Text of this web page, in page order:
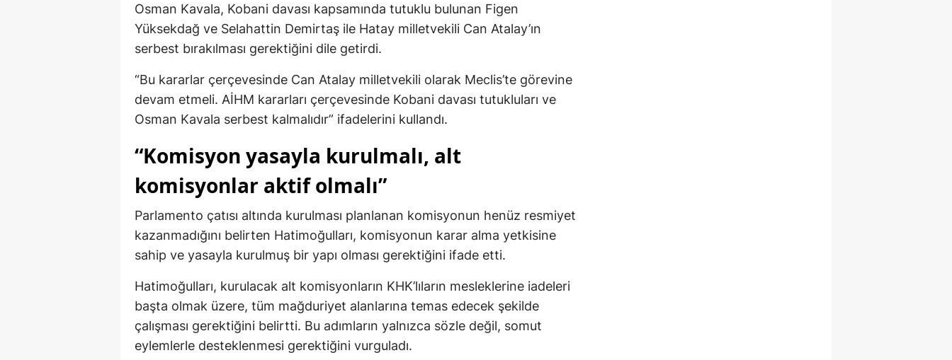
Osman Kavala, Kobani davası kapsamında tutuklu bulunan Figen
Yüksekdağ ve Selahattin Demirtaş ile Hatay milletvekili Can Atalay’ın
serbest bırakılması gerektiğini dile getirdi.
“Bu kararlar çerçevesinde Can Atalay milletvekili olarak Meclis’te görevine
devam etmeli. AİHM kararları çerçevesinde Kobani davası tutukluları ve
Osman Kavala serbest kalmalıdır” ifadelerini kullandı.
“Komisyon yasayla kurulmalı, alt
komisyonlar aktif olmalı”
Parlamento çatısı altında kurulması planlanan komisyonun henüz resmiyet
kazanmadığını belirten Hatimoğulları, komisyonun karar alma yetkisine
sahip ve yasayla kurulmuş bir yapı olması gerektiğini ifade etti.
Hatimoğulları, kurulacak alt komisyonların KHK’lıların mesleklerine iadeleri
başta olmak üzere, tüm mağduriyet alanlarına temas edecek şekilde
çalışması gerektiğini belirtti. Bu adımların yalnızca sözle değil, somut
eylemlerle desteklenmesi gerektiğini vurguladı.